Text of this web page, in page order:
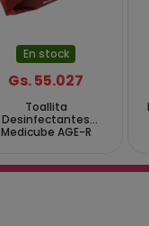
En stock
Gs. 55.027
Toallita
Desinfectantes
Medicube AGE-R